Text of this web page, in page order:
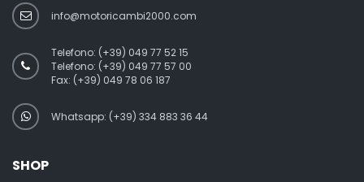
info@motoricambi2000.com
Telefono: (+39) 049 77 52 15
Telefono: (+39) 049 77 57 00
Fax: (+39) 049 78 06 187
Whatsapp: (+39) 334 883 36 44
SHOP